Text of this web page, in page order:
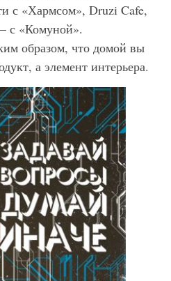
с «Хармсом», Druzi Cafe,
с «Комуной».
образом, что домой вы
а элемент интерьера.